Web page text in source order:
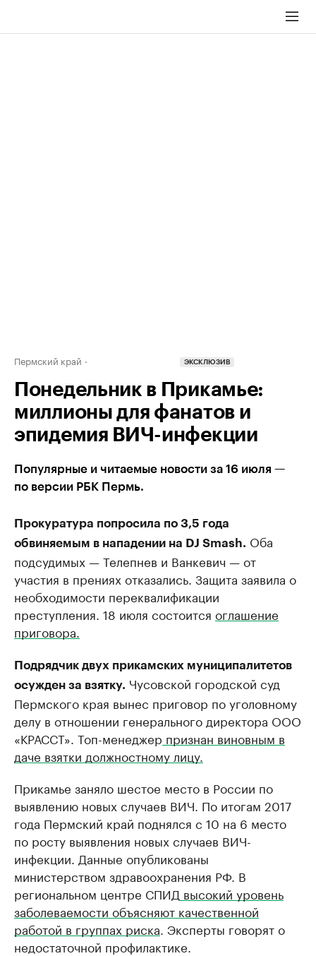
Пермский край ЭКСКЛЮЗИВ
Понедельник в Прикамье:
миллионы для фанатов и
эпидемия ВИЧ-инфекции
Популярные и читаемые новости за 16 июля —
по версии РБК Пермь.
Прокуратура попросила по 3,5 года
обвиняемым в нападении на DJ Smash. Оба
подсудимых — Телепнев и Ванкевич — от
участия в прениях отказались. Защита заявила о
необходимости переквалификации
преступления. 18 июля состоится оглашение
приговора.
Подрядчик двух прикамских муниципалитетов
осужден за взятку. Чусовской городской суд
Пермского края вынес приговор по уголовному
делу в отношении генерального директора ООО
«КРАССТ». Топ-менеджер признан виновным в
даче взятки должностному лицу.
Прикамье заняло шестое место в России по
выявлению новых случаев ВИЧ. По итогам 2017
года Пермский край поднялся с 10 на 6 место
по росту выявления новых случаев ВИЧ-
инфекции. Данные опубликованы
министерством здравоохранения РФ. В
региональном центре СПИД высокий уровень
заболеваемости объясняют качественной
работой в группах риска . Эксперты говорят о
недостаточной профилактике.